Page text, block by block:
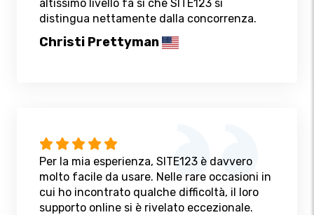
altissimo livello fa sì che SITE123 si
distingua nettamente dalla concorrenza.
Christi Prettyman
Per la mia esperienza, SITE123 è davvero
molto facile da usare. Nelle rare occasioni in
cui ho incontrato qualche difficoltà, il loro
supporto online si è rivelato eccezionale.